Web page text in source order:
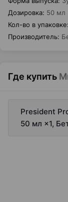
Дозировка: 50 мл
Кол-во в упаковке:
Производитель:
Где купить
President
50 мл ×1,